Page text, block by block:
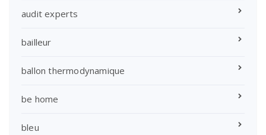
audit experts
bailleur
ballon thermodynamique
be home
bleu